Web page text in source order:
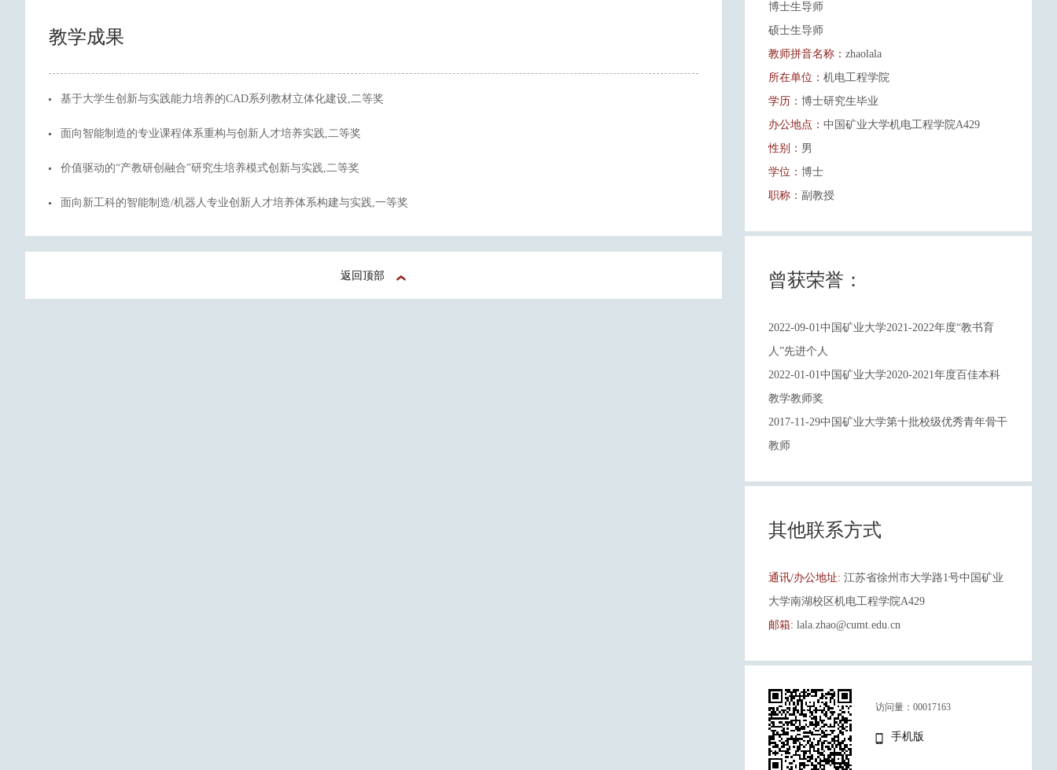
教学成果
基于大学生创新与实践能力培养的CAD系列教材立体化建设,二等奖
面向智能制造的专业课程体系重构与创新人才培养实践,二等奖
价值驱动的“产教研创融合”研究生培养模式创新与实践,二等奖
面向新工科的智能制造/机器人专业创新人才培养体系构建与实践,一等奖
返回顶部
博士生导师
硕士生导师
教师拼音名称： zhaolala
所在单位： 机电工程学院
学历： 博士研究生毕业
办公地点： 中国矿业大学机电工程学院A429
性别： 男
学位： 博士
职称： 副教授
曾获荣誉：
2022-09-01中国矿业大学2021-2022年度“教书育
人”先进个人
2022-01-01中国矿业大学2020-2021年度百佳本科
教学教师奖
2017-11-29中国矿业大学第十批校级优秀青年骨干
教师
其他联系方式
通讯/办公地址: 江苏省徐州市大学路1号中国矿业
大学南湖校区机电工程学院A429
邮箱: lala.zhao@cumt.edu.cn
访问量： 00017163
手机版